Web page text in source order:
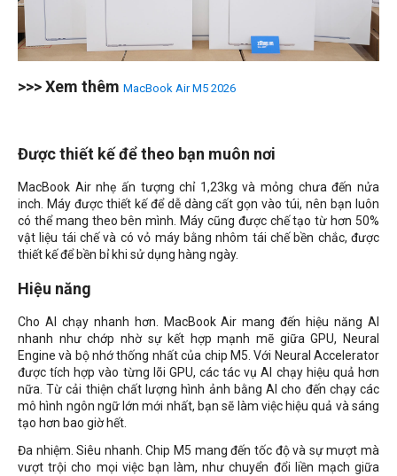
>>> Xem thêm MacBook Air M5 2026
Được thiết kế để theo bạn muôn nơi
MacBook Air nhẹ ấn tượng chỉ 1,23kg và mỏng chưa đến nửa
inch. Máy được thiết kế để dễ dàng cất gọn vào túi, nên bạn luôn
có thể mang theo bên mình. Máy cũng được chế tạo từ hơn 50%
vật liệu tái chế và có vỏ máy bằng nhôm tái chế bền chắc, được
thiết kế để bền bỉ khi sử dụng hàng ngày.
Hiệu năng
Cho AI chạy nhanh hơn. MacBook Air mang đến hiệu năng AI
nhanh như chớp nhờ sự kết hợp mạnh mẽ giữa GPU, Neural
Engine và bộ nhớ thống nhất của chip M5. Với Neural Accelerator
được tích hợp vào từng lõi GPU, các tác vụ AI chạy hiệu quả hơn
nữa. Từ cải thiện chất lượng hình ảnh bằng AI cho đến chạy các
mô hình ngôn ngữ lớn mới nhất, bạn sẽ làm việc hiệu quả và sáng
tạo hơn bao giờ hết.
Đa nhiệm. Siêu nhanh. Chip M5 mang đến tốc độ và sự mượt mà
vượt trội cho mọi việc bạn làm, như chuyển đổi liền mạch giữa